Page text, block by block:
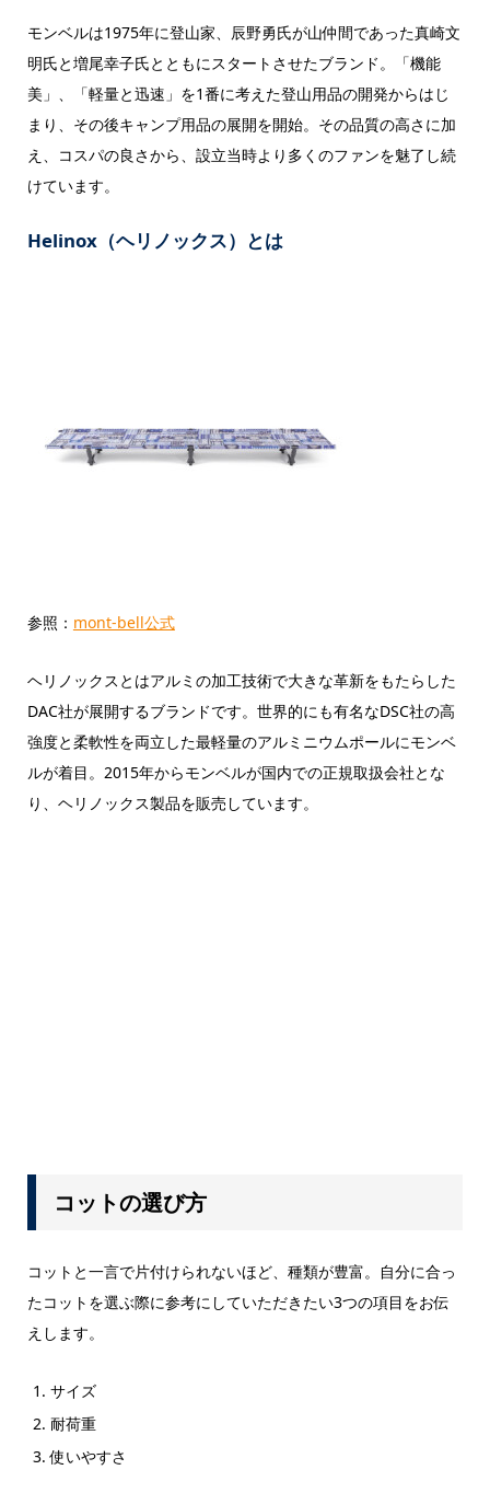
モンベルは1975年に登山家、辰野勇氏が山仲間であった真崎文
明氏と増尾幸子氏とともにスタートさせたブランド。「機能
美」、「軽量と迅速」を1番に考えた登山用品の開発からはじ
まり、その後キャンプ用品の展開を開始。その品質の高さに加
え、コスパの良さから、設立当時より多くのファンを魅了し続
けています。
Helinox（ヘリノックス）とは
参照： mont-bell公式
ヘリノックスとはアルミの加工技術で大きな革新をもたらした
DAC社が展開するブランドです。世界的にも有名なDSC社の高
強度と柔軟性を両立した最軽量のアルミニウムポールにモンベ
ルが着目。2015年からモンベルが国内での正規取扱会社とな
り、ヘリノックス製品を販売しています。
コットの選び方
コットと一言で片付けられないほど、種類が豊富。自分に合っ
たコットを選ぶ際に参考にしていただきたい3つの項目をお伝
えします。
サイズ
耐荷重
使いやすさ